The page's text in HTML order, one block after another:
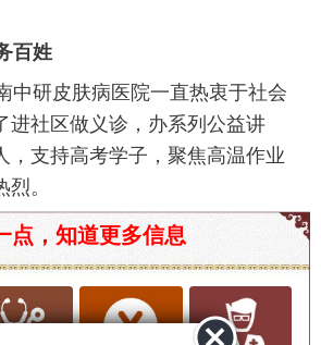
百姓
研皮肤病医院一直热衷于社会
进社区做义诊，办系列公益讲
，支持高考学子，聚焦高温作业
。
槐荫荨麻疹治疗医院排名“官
的皮肤病，却让无数患者备受煎
肤红肿、反复发作……这些症状
点，知道更多信息